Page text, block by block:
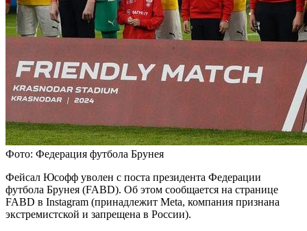
Фото: Федерация футбола Брунея
Фейсал Юсофф уволен с поста президента Федерации
футбола Брунея (FABD). Об этом сообщается на странице
FABD в Instagram (принадлежит Meta, компания признана
экстремистской и запрещена в России).